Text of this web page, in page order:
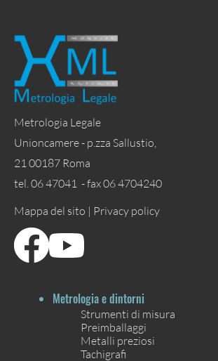
Metrologia Legale
Unioncamere - p.zza Sallustio,
21 00187 Roma
tel. 06 47041 - fax 06 4704240
Mappa del sito | Privacy policy
Metrologia e dintorni
Strumenti di misura
Preimballaggi
Metalli preziosi
Tachigrafi